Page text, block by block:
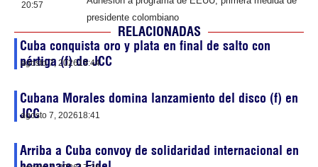
20:57
presidente colombiano
RELACIONADAS
Cuba conquista oro y plata en final de salto con
pértiga (f) de JCC
agosto 7, 202619:44
Cubana Morales domina lanzamiento del disco (f) en
JCC
agosto 7, 202618:41
Arriba a Cuba convoy de solidaridad internacional en